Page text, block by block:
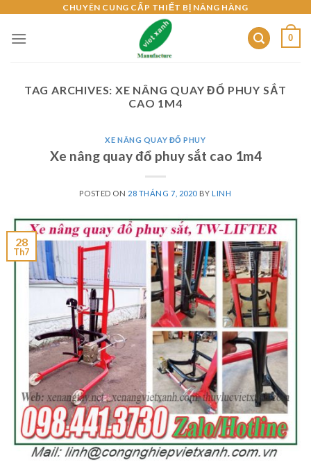
content
CHUYÊN CUNG CẤP THIẾT BỊ NÂNG HÀNG
0
TAG ARCHIVES: XE NÂNG QUAY ĐỔ PHUY SẮT
CAO 1M4
XE NÂNG QUAY ĐỔ PHUY
Xe nâng quay đổ phuy sắt cao 1m4
POSTED ON 28 THÁNG 7, 2020 BYLINH
28
Th7